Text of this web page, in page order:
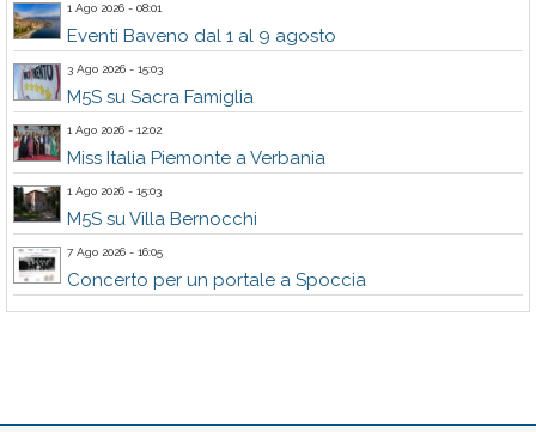
1 Ago 2026 - 08:01
Eventi Baveno dal 1 al 9 agosto
3 Ago 2026 - 15:03
M5S su Sacra Famiglia
1 Ago 2026 - 12:02
Miss Italia Piemonte a Verbania
1 Ago 2026 - 15:03
M5S su Villa Bernocchi
7 Ago 2026 - 16:05
Concerto per un portale a Spoccia